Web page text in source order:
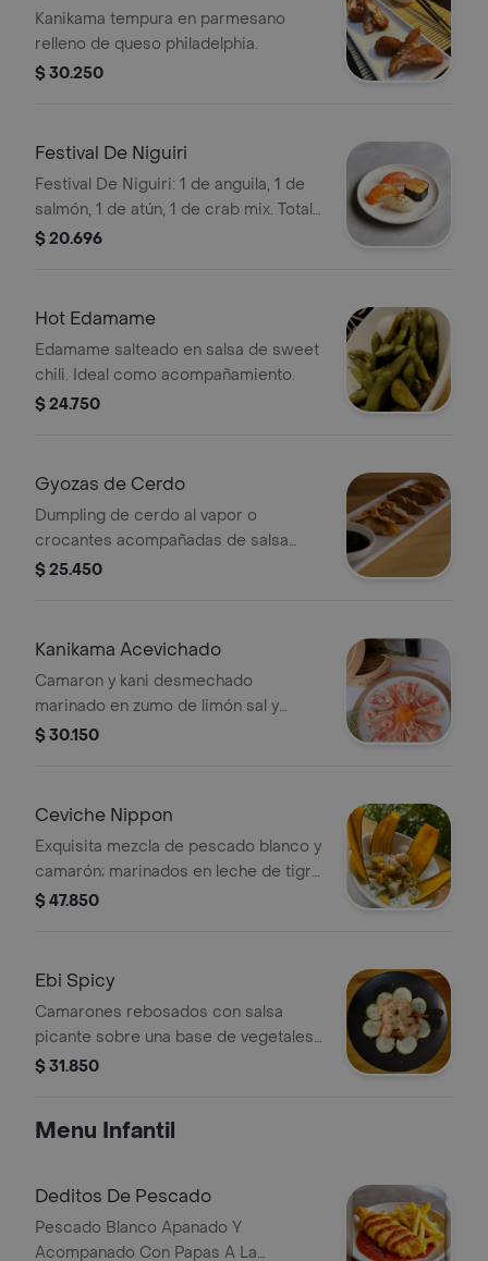
Kanikama tempura en parmesano
relleno de queso philadelphia.
$ 30.250
Festival De Niguiri
Festival De Niguiri: 1 de anguila, 1 de
salmón, 1 de atún, 1 de crab mix. Total
4 unidades.
$ 20.696
Hot Edamame
Edamame salteado en salsa de sweet
chili. Ideal como acompañamiento.
$ 24.750
Gyozas de Cerdo
Dumpling de cerdo al vapor o
crocantes acompañadas de salsa
ponzu.
$ 25.450
Kanikama Acevichado
Camaron y kani desmechado
marinado en zumo de limón sal y
pimienta.
$ 30.150
Ceviche Nippon
Exquisita mezcla de pescado blanco y
camarón; marinados en leche de tigre
con maicitos, cilantro, aji dulce,
verde.
$ 47.850
Ebi Spicy
Camarones rebosados con salsa
picante sobre una base de vegetales
crocantes, acompañados de rodajas
$ 31.850
Menu Infantil
Deditos De Pescado
Pescado Blanco Apanado Y
Acompanado Con Papas A La